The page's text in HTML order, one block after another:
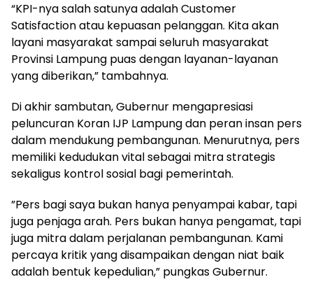
“KPI-nya salah satunya adalah Customer
Satisfaction atau kepuasan pelanggan. Kita akan
layani masyarakat sampai seluruh masyarakat
Provinsi Lampung puas dengan layanan-layanan
yang diberikan,” tambahnya.
​Di akhir sambutan, Gubernur mengapresiasi
peluncuran Koran IJP Lampung dan peran insan pers
dalam mendukung pembangunan. Menurutnya, pers
memiliki kedudukan vital sebagai mitra strategis
sekaligus kontrol sosial bagi pemerintah.
​”Pers bagi saya bukan hanya penyampai kabar, tapi
juga penjaga arah. Pers bukan hanya pengamat, tapi
juga mitra dalam perjalanan pembangunan. Kami
percaya kritik yang disampaikan dengan niat baik
adalah bentuk kepedulian,” pungkas Gubernur.